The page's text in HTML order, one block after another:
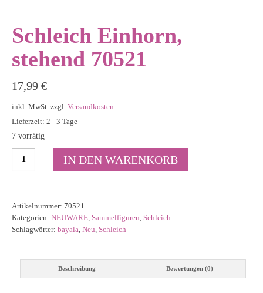
Schleich Einhorn,
stehend 70521
17,99 €
inkl. MwSt. zzgl. Versandkosten
Lieferzeit: 2 - 3 Tage
7 vorrätig
Einhorn,
IN DEN WARENKORB
Artikelnummer: 70521
Kategorien: NEUWARE Sammelfiguren Schleich
Schlagwörter: bayala Neu Schleich
Beschreibung Bewertungen (0)